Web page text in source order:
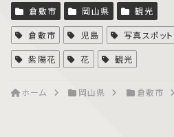
倉敷市 岡山県 観光
倉敷市 児島 写真スポット
紫陽花 花 観光
ホーム 岡山県 倉敷市